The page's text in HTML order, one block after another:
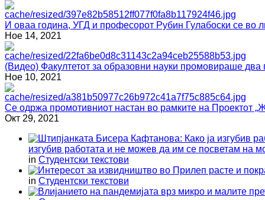
И оваа година, УГД и професорот Рубин Гулабоски
Ное 14, 2021
(Видео) Факултетот за образовни науки промовираше два
Ное 10, 2021
Се одржа промотивниот настан во рамките на Проектот
Окт 29, 2021
изгубив работата и не можев да им се посветам на
in Студентски текстови
in Студентски текстови